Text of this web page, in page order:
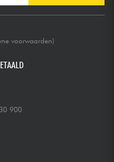
voorwaarden)
900